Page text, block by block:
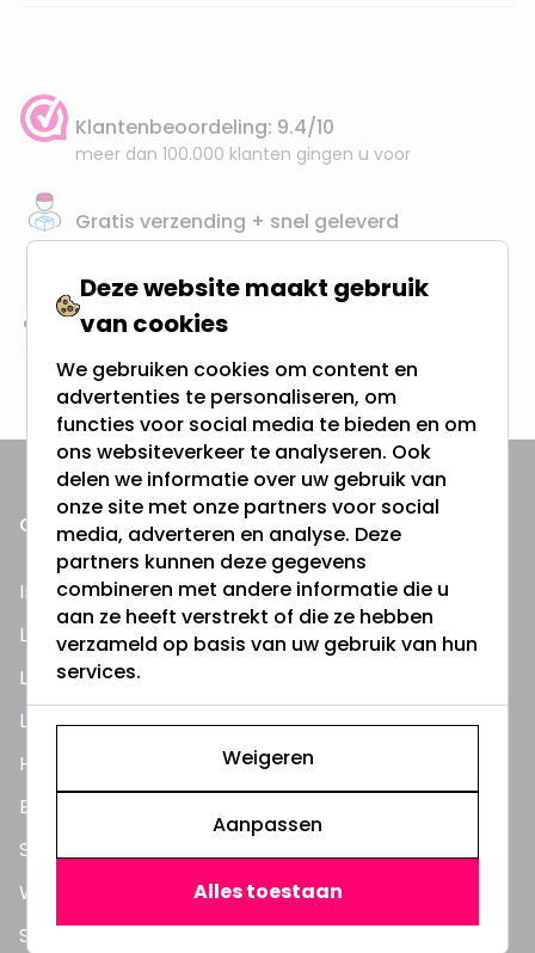
Klantenbeoordeling: 9.4/10
meer dan 100.000 klanten gingen u voor
Gratis verzending + snel geleverd
Vanaf EUR100,- naar NL & BE
& 100 dagen recht op retour
Altijd uit eigen voorraad
3000m2 - 60.000+ Producten
ONZE PRODUCTEN
Inbouwspots
LED Lampen
LED TL Buizen
LED Panelen
Highbay's / Ufo's
Bouwlampen
Straatlampen
Wandlampen
Solar verlichting
Deze website maakt gebruik
van cookies
We gebruiken cookies om content en
advertenties te personaliseren, om
functies voor social media te bieden en om
ons websiteverkeer te analyseren. Ook
delen we informatie over uw gebruik van
onze site met onze partners voor social
media, adverteren en analyse. Deze
partners kunnen deze gegevens
combineren met andere informatie die u
aan ze heeft verstrekt of die ze hebben
verzameld op basis van uw gebruik van hun
services.
Weigeren
Aanpassen
Alles toestaan